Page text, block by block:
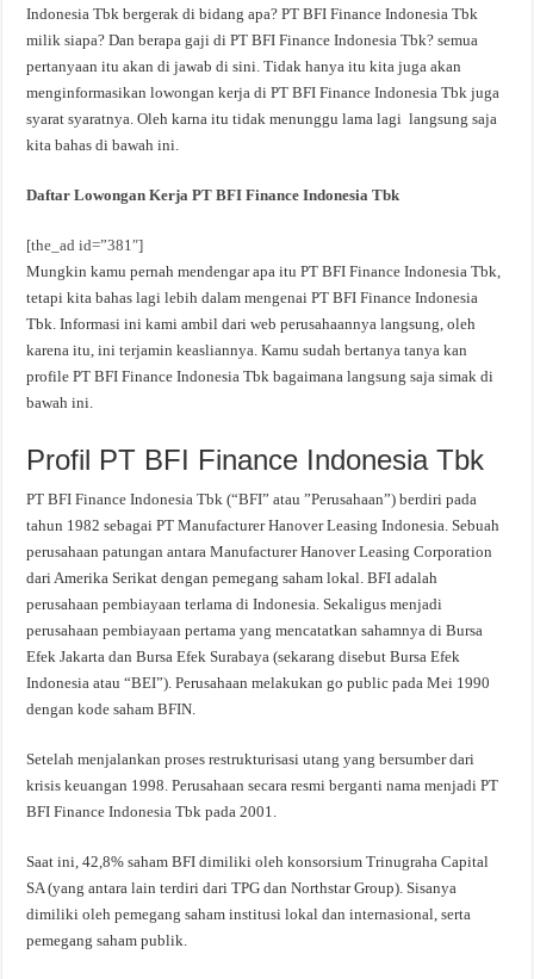
Indonesia Tbk bergerak di bidang apa? PT BFI Finance Indonesia Tbk
milik siapa? Dan berapa gaji di PT BFI Finance Indonesia Tbk? semua
pertanyaan itu akan di jawab di sini. Tidak hanya itu kita juga akan
menginformasikan lowongan kerja di PT BFI Finance Indonesia Tbk juga
syarat syaratnya. Oleh karna itu tidak menunggu lama lagi langsung saja
kita bahas di bawah ini.
Daftar Lowongan Kerja PT BFI Finance Indonesia Tbk
[the_ad id=”381″]
Mungkin kamu pernah mendengar apa itu PT BFI Finance Indonesia Tbk,
tetapi kita bahas lagi lebih dalam mengenai PT BFI Finance Indonesia
Tbk. Informasi ini kami ambil dari web perusahaannya langsung, oleh
karena itu, ini terjamin keasliannya. Kamu sudah bertanya tanya kan
profile PT BFI Finance Indonesia Tbk bagaimana langsung saja simak di
bawah ini.
Profil PT BFI Finance Indonesia Tbk
PT BFI Finance Indonesia Tbk (“BFI” atau ”Perusahaan”) berdiri pada
tahun 1982 sebagai PT Manufacturer Hanover Leasing Indonesia. Sebuah
perusahaan patungan antara Manufacturer Hanover Leasing Corporation
dari Amerika Serikat dengan pemegang saham lokal. BFI adalah
perusahaan pembiayaan terlama di Indonesia. Sekaligus menjadi
perusahaan pembiayaan pertama yang mencatatkan sahamnya di Bursa
Efek Jakarta dan Bursa Efek Surabaya (sekarang disebut Bursa Efek
Indonesia atau “BEI”). Perusahaan melakukan go public pada Mei 1990
dengan kode saham BFIN.
Setelah menjalankan proses restrukturisasi utang yang bersumber dari
krisis keuangan 1998. Perusahaan secara resmi berganti nama menjadi PT
BFI Finance Indonesia Tbk pada 2001.
Saat ini, 42,8% saham BFI dimiliki oleh konsorsium Trinugraha Capital
SA (yang antara lain terdiri dari TPG dan Northstar Group). Sisanya
dimiliki oleh pemegang saham institusi lokal dan internasional, serta
pemegang saham publik.